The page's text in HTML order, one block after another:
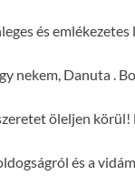
és emlékezetes
nekem, Danuta .
öleljen
és a